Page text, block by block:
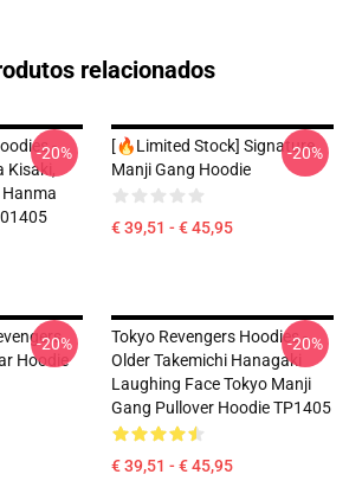
relacionados
-
Hanma
-20%
[🔥Limited Stock] Signature
Manji Gang Hoodie
€ 39,51 - € 45,95
-20%
Hoodie
-20%
Tokyo Revengers Hoodies -
Older Takemichi Hanagaki
Laughing Face Tokyo Manji
Gang Pullover Hoodie TP1405
€ 39,51 - € 45,95
-20%